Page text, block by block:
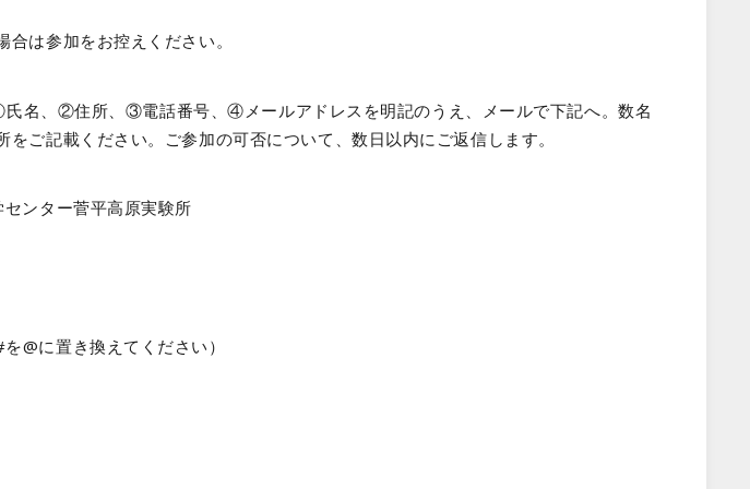
は参加をお控えください。
名、②住所、③電話番号、④メールアドレスを明記のうえ、メールで下記へ。数名
ご記載ください。ご参加の可否について、数日以内にご返信します。
ンター菅平高原実験所
に置き換えてください）